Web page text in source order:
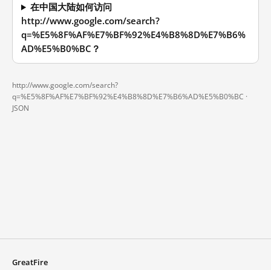
在中国大陆如何访问
http://www.google.com/search?
q=%E5%8F%AF%E7%BF%92%E4%B8%8D%E7%B6%
AD%E5%B0%BC？
http://www.google.com/search?
q=%E5%8F%AF%E7%BF%92%E4%B8%8D%E7%B6%AD%E5%B0%BC ·
JSON
GreatFire